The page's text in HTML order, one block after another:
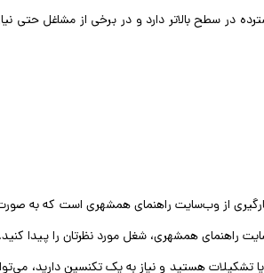
در سطح بالاتر دارد و در برخی از مشاغل حتی
از وب‌سایت راهنمای همشهری است که به
راهنمای همشهری، شغل مورد نظرتان را پیدا کنید.
تشکیلات هستید و نیاز به یک تکنسین دارید،